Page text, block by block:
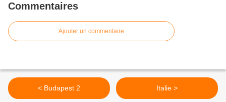
Commentaires
Ajouter un commentaire
< Budapest 2 Italie >